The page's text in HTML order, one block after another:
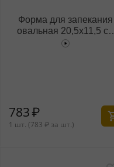
Форма для запекания
овальная 20,5x11,5 см
WL‑661544/A
783₽
1 шт. (783 ₽ за шт.)